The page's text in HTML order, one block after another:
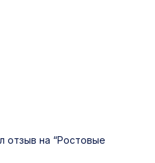
отзыв на “Ростовые